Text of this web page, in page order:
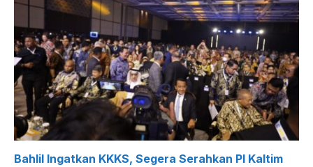
Bahlil Ingatkan KKKS, Segera Serahkan PI Kaltim